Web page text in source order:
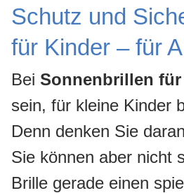
Schutz und
für Kinder – für
Bei Sonnenbrillen
sein, für kleine Kinder
Denn denken Sie
Sie können aber nicht
Brille gerade einen